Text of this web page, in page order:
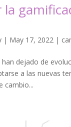
la
| May 17, 2022 |
dejado de
a las nuevas
cambio...